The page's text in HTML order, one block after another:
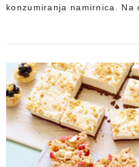
konzumiranja namirnica.